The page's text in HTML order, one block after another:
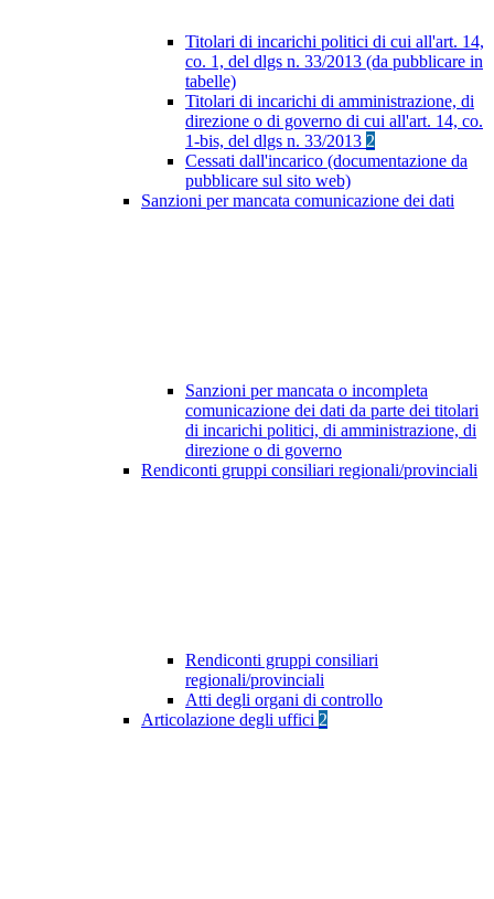
Titolari di incarichi politici di cui all'art. 14,
co. 1, del dlgs n. 33/2013 (da pubblicare in
tabelle)
Titolari di incarichi di amministrazione, di
direzione o di governo di cui all'art. 14, co.
1-bis, del dlgs n. 33/2013 2
Cessati dall'incarico (documentazione da
pubblicare sul sito web)
Sanzioni per mancata comunicazione dei dati
Sanzioni per mancata o incompleta
comunicazione dei dati da parte dei titolari
di incarichi politici, di amministrazione, di
direzione o di governo
Rendiconti gruppi consiliari regionali/provinciali
Rendiconti gruppi consiliari
regionali/provinciali
Atti degli organi di controllo
Articolazione degli uffici 2